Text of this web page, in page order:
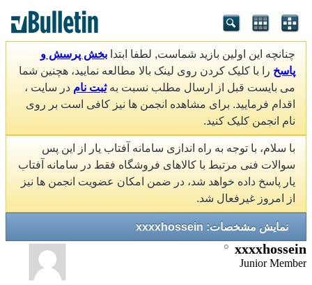
چنانچه این اولین بازید شماست, لطفا ابتدا بخش پرسش و
پاسخ را با کلیک کردن روی لینک بالا مطالعه نمایید، هچنین شما
می بایست قبل از ارسال مطلب نسبت بهثبت نام در سایت ،
اقدام فرمایید. برای مشاهده انجمن ها نیز کافی است بر روی
نام انجمن کلیک کنید.
با سلام، با توجه به راه اندازی سامانه آفتاب یار از این پس
سوالات فنی مرتبط با کالاهای فروشگاه فقط در سامانه آفتاب
یار پاسخ داده خواهد شد، در ضمن امکان عضویت انجمن ها نیز
از امروز غیرفعال شد.
نمایش مشخصات: xxxxhossein
xxxxhossein
Junior Member